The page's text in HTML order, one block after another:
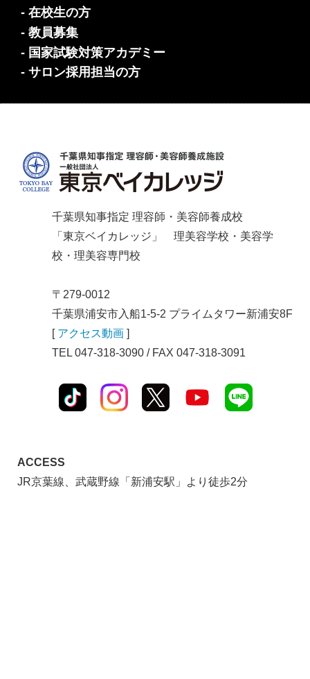
- 在校生の方
- 教員募集
- 国家試験対策アカデミー
- サロン採用担当の方
千葉県知事指定 理容師・美容師養成校
「東京ベイカレッジ」 理美容学校・美容学
校・理美容専門校
〒279-0012
千葉県浦安市入船1-5-2 プライムタワー新浦安8F
[ アクセス動画 ]
TEL 047-318-3090 / FAX 047-318-3091
ACCESS
JR京葉線、武蔵野線「新浦安駅」より徒歩2分